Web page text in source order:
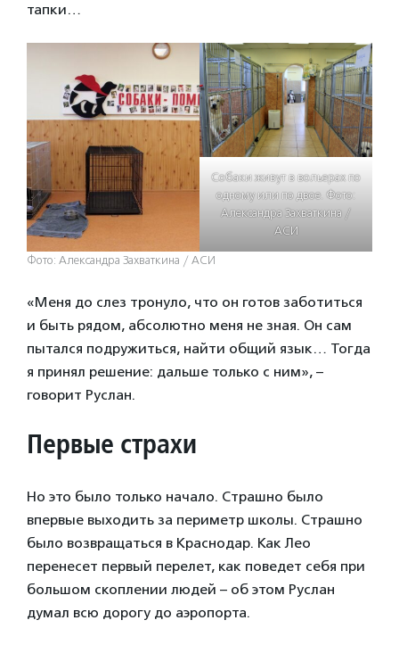
тапки…
Собаки живут в вольерах по
одному или по двое. Фото:
Александра Захваткина /
АСИ
Фото: Александра Захваткина / АСИ
«Меня до слез тронуло, что он готов заботиться
и быть рядом, абсолютно меня не зная. Он сам
пытался подружиться, найти общий язык… Тогда
я принял решение: дальше только с ним», –
говорит Руслан.
Первые страхи
Но это было только начало. Страшно было
впервые выходить за периметр школы. Страшно
было возвращаться в Краснодар. Как Лео
перенесет первый перелет, как поведет себя при
большом скоплении людей – об этом Руслан
думал всю дорогу до аэропорта.